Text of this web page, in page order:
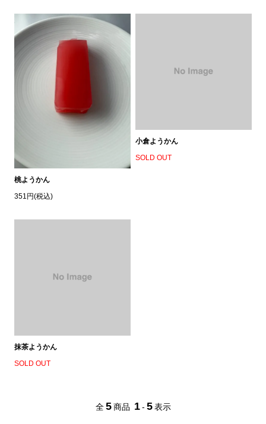
桃ようかん
351円(税込)
小倉ようかん
SOLD OUT
抹茶ようかん
SOLD OUT
全 5 商品 1 - 5 表示